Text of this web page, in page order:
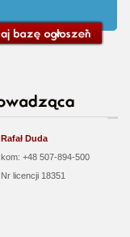
Rafał Duda
kom: +48 507-894-500
Nr licencji 18351